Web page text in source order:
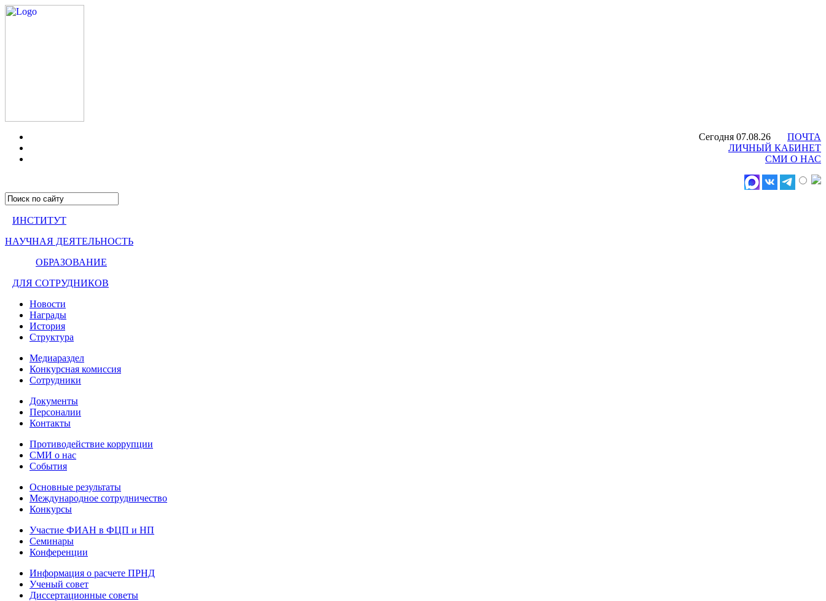
Сегодня 07.08.26
ПОЧТА
ЛИЧНЫЙ КАБИНЕТ
СМИ О НАС
ИНСТИТУТ
НАУЧНАЯ ДЕЯТЕЛЬНОСТЬ
ОБРАЗОВАНИЕ
ДЛЯ СОТРУДНИКОВ
Новости
Награды
История
Структура
Медиараздел
Конкурсная комиссия
Сотрудники
Документы
Персоналии
Контакты
Противодействие коррупции
СМИ о нас
События
Основные результаты
Международное сотрудничество
Конкурсы
Участие ФИАН в ФЦП и НП
Семинары
Конференции
Информация о расчете ПРНД
Ученый совет
Диссертационные советы